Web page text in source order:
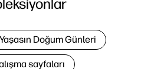
Yaşasın Doğum Günleri
sayfaları